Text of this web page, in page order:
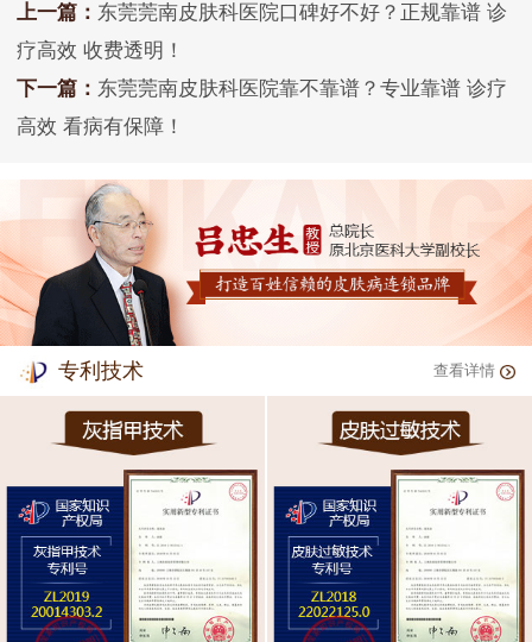
上一篇： 东莞莞南皮肤科医院口碑好不好？正规靠谱 诊
疗高效 收费透明！
下一篇： 东莞莞南皮肤科医院靠不靠谱？专业靠谱 诊疗
高效 看病有保障！
专利技术 查看详情